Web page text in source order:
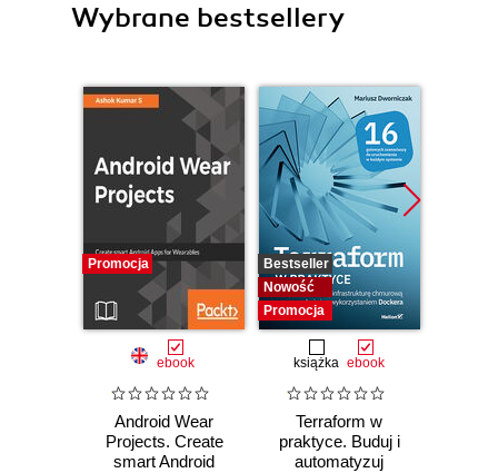
Wybrane bestsellery
Promocja
ebook
Android Wear
Projects. Create
smart Android
Bestseller
Nowość
Promocja
książka ebook
Terraform w
praktyce. Buduj i
automatyzuj